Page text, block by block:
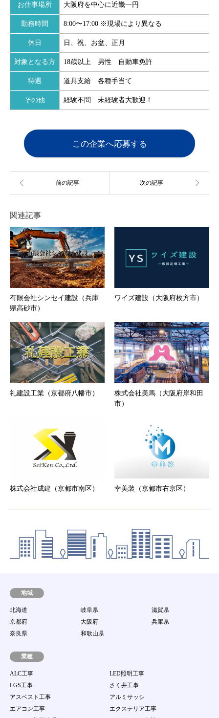
お仕事場所 大阪府を中心に近畿一円
勤務時間 8:00〜17:00 ※現場により異なる
休日 日、祝、お盆、正月
対象となる方 18歳以上 男性 自動車免許
待遇 道具支給 各種手当て
その他 経験不問 未経験者大歓迎！
この企業へ応募する
関連記事
有限会社シンセイ建設（兵庫
県高砂市）
ワイズ建設（大阪府枚方市）
礼建設工業（京都府八幡市）
株式会社美馬（大阪府岸和田
市）
株式会社成建（京都市南区） 幸美装（京都市右京区）
地域
北海道 岐阜県
滋賀県
京都府
大阪府
兵庫県
奈良県
和歌山県
業種
ALC工事
LED照明工事
LGS工事
さく井工事
アスベスト工事
アルミサッシ
エアコン工事
エクステリア工事